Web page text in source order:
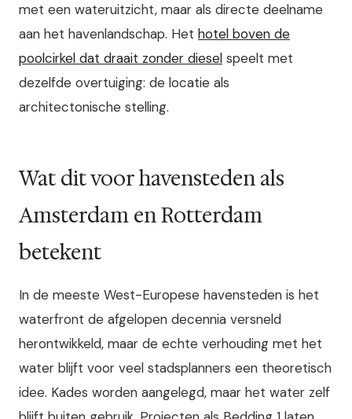
met een wateruitzicht, maar als directe deelname
aan het havenlandschap. Het hotel boven de
poolcirkel dat draait zonder diesel speelt met
dezelfde overtuiging: de locatie als
architectonische stelling.
Wat dit voor havensteden als
Amsterdam en Rotterdam
betekent
In de meeste West-Europese havensteden is het
waterfront de afgelopen decennia versneld
herontwikkeld, maar de echte verhouding met het
water blijft voor veel stadsplanners een theoretisch
idee. Kades worden aangelegd, maar het water zelf